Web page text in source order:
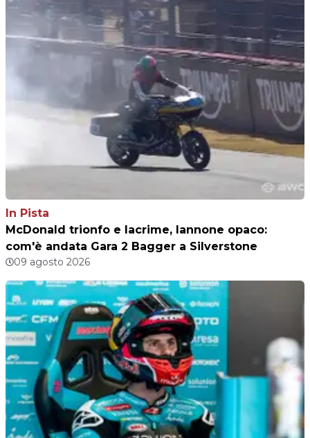
In Pista
McDonald trionfo e lacrime, Iannone opaco:
com'è andata Gara 2 Bagger a Silverstone
09 agosto 2026